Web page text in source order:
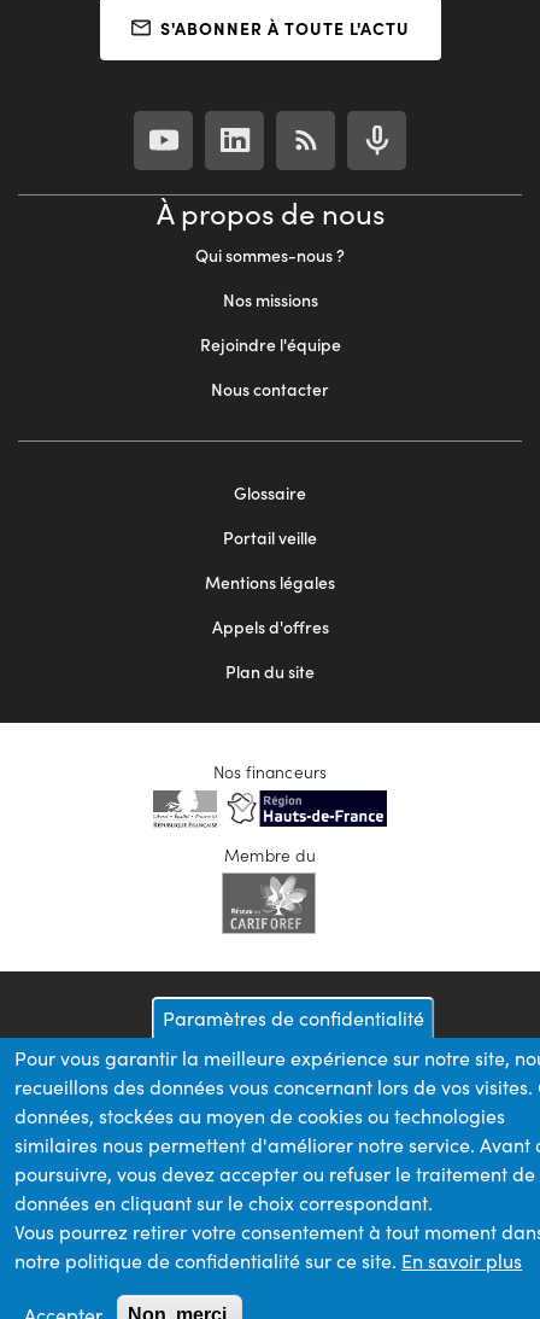
S'ABONNER À TOUTE L'ACTU
À propos de nous
Qui sommes-nous ?
Nos missions
Rejoindre l'équipe
Nous contacter
Glossaire
Portail veille
Mentions légales
Appels d'offres
Plan du site
Nos financeurs
Membre du
Paramètres de confidentialité
Pour vous garantir la meilleure expérience sur notre site,
recueillons des données vous concernant lors de vos visites.
données, stockées au moyen de cookies ou technologies
similaires nous permettent d'améliorer notre service. Avant
poursuivre, vous devez accepter ou refuser le traitement de
données en cliquant sur le choix correspondant.
Vous pourrez retirer votre consentement à tout moment
notre politique de confidentialité sur ce site. En savoir plus
Non, merci.